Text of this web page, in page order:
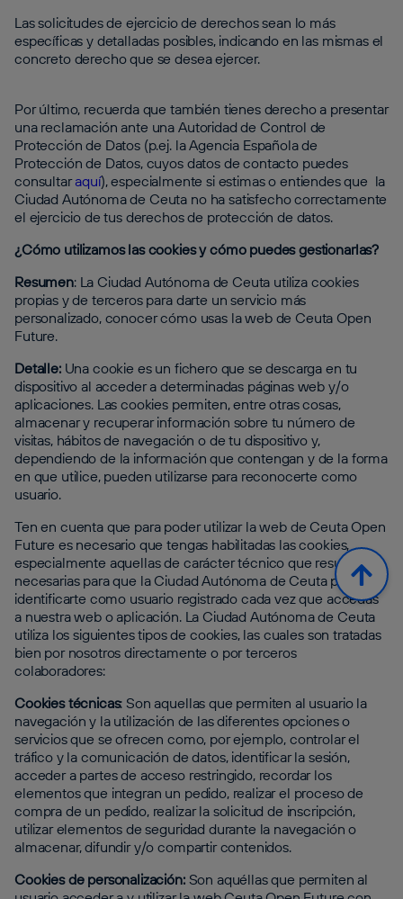
Las solicitudes de ejercicio de derechos sean lo más
específicas y detalladas posibles, indicando en las mismas el
concreto derecho que se desea ejercer.
Por último, recuerda que también tienes derecho a presentar
una reclamación ante una Autoridad de Control de
Protección de Datos (p.ej. la Agencia Española de
Protección de Datos, cuyos datos de contacto puedes
consultaraquí), especialmente si estimas o entiendes que la
Ciudad Autónoma de Ceuta no ha satisfecho correctamente
el ejercicio de tus derechos de protección de datos.
¿Cómo utilizamos las cookies y cómo puedes gestionarlas?
Resumen: La Ciudad Autónoma de Ceuta utiliza cookies
propias y de terceros para darte un servicio más
personalizado, conocer cómo usas la web de Ceuta Open
Future.
Detalle:Una cookie es un fichero que se descarga en tu
dispositivo al acceder a determinadas páginas web y/o
aplicaciones. Las cookies permiten, entre otras cosas,
almacenar y recuperar información sobre tu número de
visitas, hábitos de navegación o de tu dispositivo y,
dependiendo de la información que contengan y de la forma
en que utilice, pueden utilizarse para reconocerte como
usuario.
Ten en cuenta que para poder utilizar la web de Ceuta Open
Future es necesario que tengas habilitadas las cookies,
especialmente aquellas de carácter técnico que resultan
necesarias para que la Ciudad Autónoma de Ceuta pueda
identificarte como usuario registrado cada vez que accedas
a nuestra web o aplicación. La Ciudad Autónoma de Ceuta
utiliza los siguientes tipos de cookies, las cuales son tratadas
bien por nosotros directamente o por terceros
colaboradores:
Cookies técnicas: Son aquellas que permiten al usuario la
navegación y la utilización de las diferentes opciones o
servicios que se ofrecen como, por ejemplo, controlar el
tráfico y la comunicación de datos, identificar la sesión,
acceder a partes de acceso restringido, recordar los
elementos que integran un pedido, realizar el proceso de
compra de un pedido, realizar la solicitud de inscripción,
utilizar elementos de seguridad durante la navegación o
almacenar, difundir y/o compartir contenidos.
Cookies de personalización:Son aquéllas que permiten al